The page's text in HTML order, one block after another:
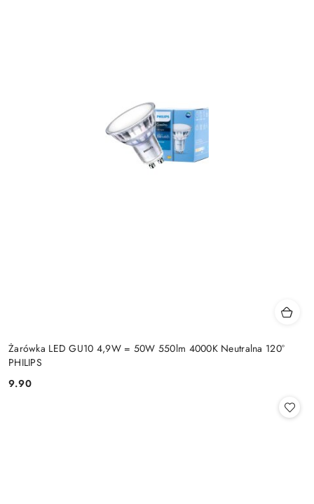
Żarówka LED GU10 4,9W = 50W 550lm 4000K Neutralna 120°
PHILIPS
Cena:
9.90